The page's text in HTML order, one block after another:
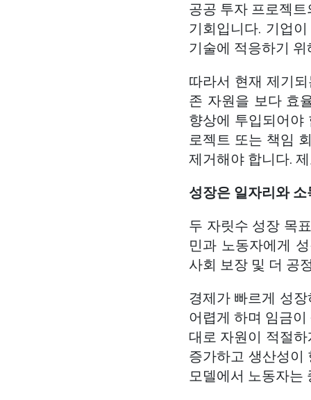
공공 투자 프로젝
기회입니다. 기업
기술에 적응하기
따라서 현재 제기
존 자원을 보다 효
향상에 투입되어야
로젝트 또는 책임
제거해야 합니다.
성장은 일자리와
두 자릿수 성장 목
민과 노동자에게
사회 보장 및 더 공
경제가 빠르게 성
어렵게 하며 임금
대로 자원이 적절
증가하고 생산성이
모델에서 노동자는